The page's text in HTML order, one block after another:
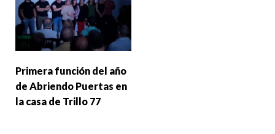
Primera función del año
de Abriendo Puertas en
la casa de Trillo 77